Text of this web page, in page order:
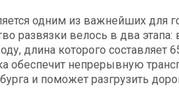
одним из важнейших для
развязки велось в два
длина которого составляет
обеспечит непрерывную
и поможет разгрузить